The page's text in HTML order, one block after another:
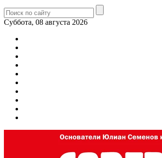
Суббота, 08 августа 2026